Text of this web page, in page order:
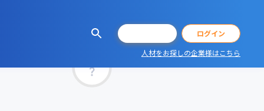
ログイン
人材をお探しの企業様はこちら